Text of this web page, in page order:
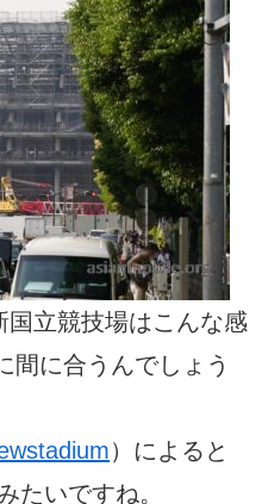
立競技場はこんな感
間に合うんでしょう
）によると
たいですね。